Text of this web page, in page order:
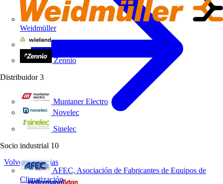
Weidmüller
Zennio
Distribuidor 3
Muntaner Electro
Novelec
Sinelec
Socio industrial 10
AFEC, Asociación de Fabricantes de Equipos de
Climatización
Volver a Noticias